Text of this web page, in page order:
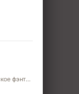
Попаданцы / Приключенческое фэнтези / Боевое фэнтези